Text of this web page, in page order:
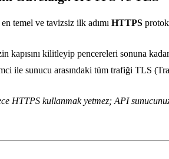
temel ve tavizsiz ilk adımı HTTPS
kapısını kilitleyip pencereleri sonuna
ile sunucu arasındaki tüm trafiği TLS
HTTPS kullanmak yetmez; API